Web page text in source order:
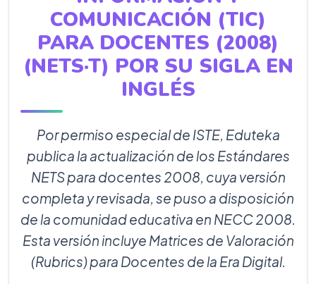
COMUNICACIÓN (TIC)
PARA DOCENTES (2008)
(NETS·T) POR SU SIGLA EN
INGLÉS
Por permiso especial de ISTE, Eduteka
publica la actualización de los Estándares
NETS para docentes 2008, cuya versión
completa y revisada, se puso a disposición
de la comunidad educativa en NECC 2008.
Esta versión incluye Matrices de Valoración
(Rubrics) para Docentes de la Era Digital.